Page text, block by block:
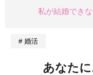
私が結婚でき
婚活
あなた